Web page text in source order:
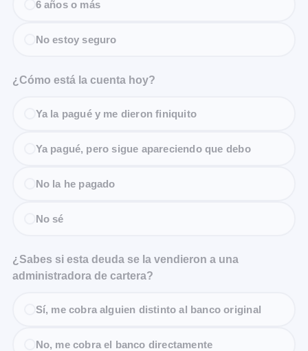
6 años o más
No estoy seguro
¿Cómo está la cuenta hoy?
Ya la pagué y me dieron finiquito
Ya pagué, pero sigue apareciendo que debo
No la he pagado
No sé
¿Sabes si esta deuda se la vendieron a una
administradora de cartera?
Sí, me cobra alguien distinto al banco original
No, me cobra el banco directamente